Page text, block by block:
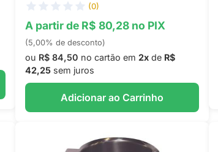
(0)
A partir de R$ 80,28 no PIX
(5,00% de desconto)
ou R$ 84,50 no cartão em 2xde R$
42,25sem juros
Adicionar ao Carrinho